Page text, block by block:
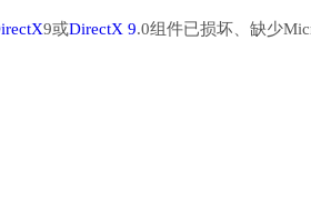
9或DirectX 9.0组件已损坏、缺少